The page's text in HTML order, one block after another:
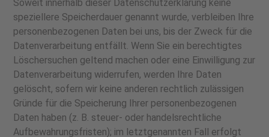
Soweit innerhalb dieser Datenschutzerklärung keine
speziellere Speicherdauer genannt wurde, verbleiben Ihre
personenbezogenen Daten bei uns, bis der Zweck für die
Datenverarbeitung entfällt. Wenn Sie ein berechtigtes
Löschersuchen geltend machen oder eine Einwilligung zur
Datenverarbeitung widerrufen, werden Ihre Daten
gelöscht, sofern wir keine anderen rechtlich zulässigen
Gründe für die Speicherung Ihrer personenbezogenen
Daten haben (z. B. steuer- oder handelsrechtliche
Aufbewahrungsfristen); im letztgenannten Fall erfolgt